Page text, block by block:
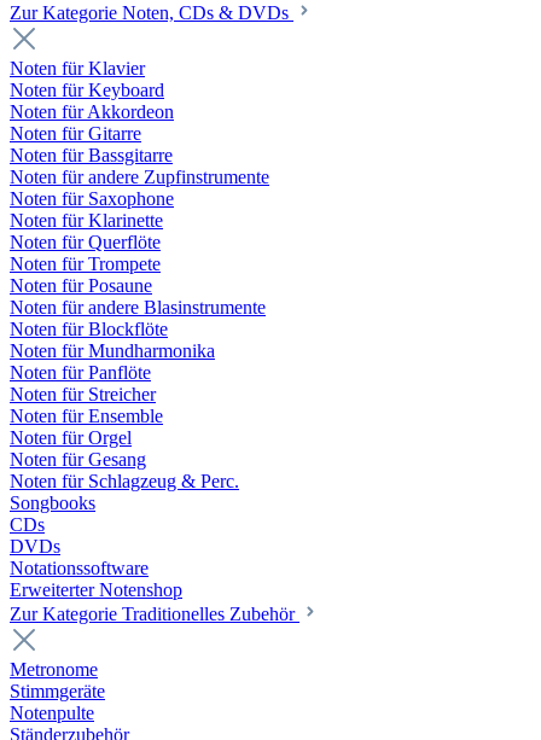
Zur Kategorie Noten, CDs & DVDs
Noten für Klavier
Noten für Keyboard
Noten für Akkordeon
Noten für Gitarre
Noten für Bassgitarre
Noten für andere Zupfinstrumente
Noten für Saxophone
Noten für Klarinette
Noten für Querflöte
Noten für Trompete
Noten für Posaune
Noten für andere Blasinstrumente
Noten für Blockflöte
Noten für Mundharmonika
Noten für Panflöte
Noten für Streicher
Noten für Ensemble
Noten für Orgel
Noten für Gesang
Noten für Schlagzeug & Perc.
Songbooks
CDs
DVDs
Notationssoftware
Erweiterter Notenshop
Zur Kategorie Traditionelles Zubehör
Metronome
Stimmgeräte
Notenpulte
Ständerzubehör